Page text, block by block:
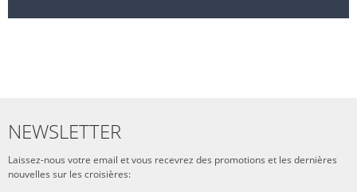
NEWSLETTER
Laissez-nous votre email et vous recevrez des promotions et les dernières
nouvelles sur les croisières: